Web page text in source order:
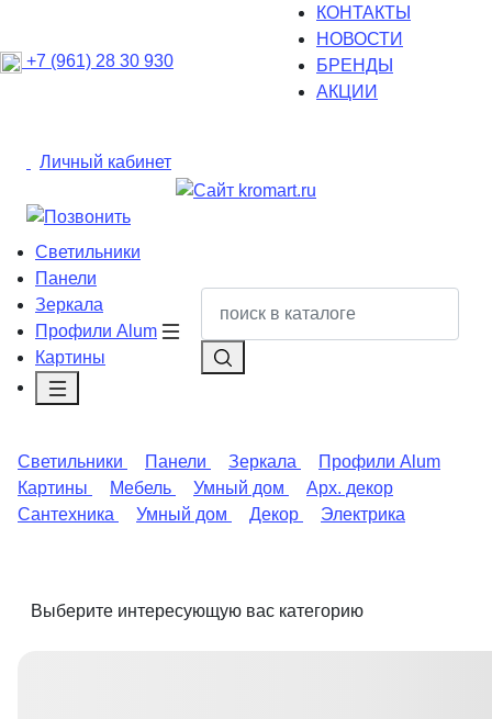
+7 (961) 28 30 930
КОНТАКТЫ
НОВОСТИ
БРЕНДЫ
АКЦИИ
Личный кабинет
Светильники
Панели
Зеркала
Профили Alum
Картины
Светильники Панели Зеркала
Профили Alum
Картины
Мебель Умный дом
Арх. декор
Сантехника
Умный дом Декор Электрика
Выберите интересующую вас категорию